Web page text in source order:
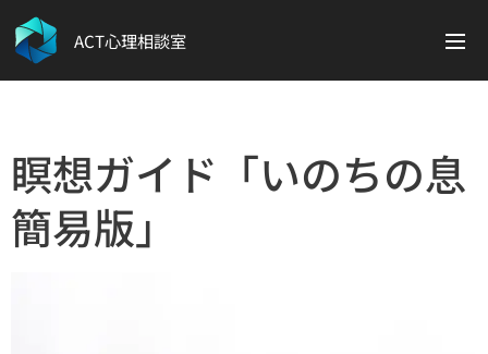
ACT心理相談室
瞑想ガイド「いのちの息
簡易版」